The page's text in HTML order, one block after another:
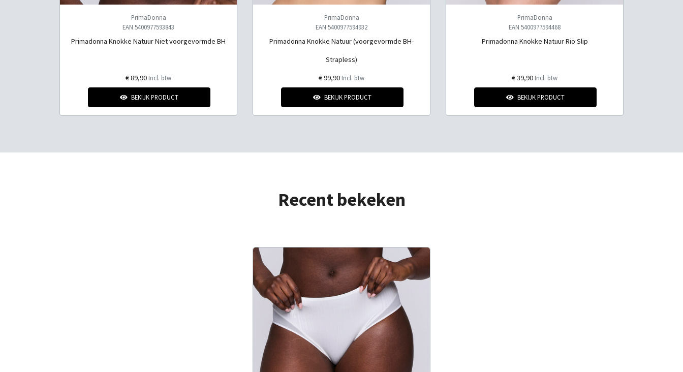
PrimaDonna
EAN 5400977593843
Primadonna Knokke Natuur Niet voorgevormde BH
€ 89,90 Incl. btw
BEKIJK PRODUCT
PrimaDonna
EAN 5400977594932
Primadonna Knokke Natuur (voorgevormde BH-
Strapless)
€ 99,90 Incl. btw
BEKIJK PRODUCT
PrimaDonna
EAN 5400977594468
Primadonna Knokke Natuur Rio Slip
€ 39,90 Incl. btw
BEKIJK PRODUCT
Recent bekeken